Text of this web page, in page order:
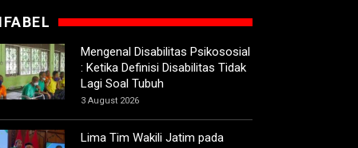
Mengenal Disabilitas Psikososial
: Ketika Definisi Disabilitas Tidak
Lagi Soal Tubuh
3 August 2026
Lima Tim Wakili Jatim pada